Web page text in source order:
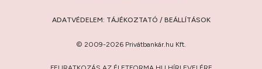
ADATVÉDELEM: TÁJÉKOZTATÓ / BEÁLLÍTÁSOK
© 2009-2026 Privátbankár.hu Kft.